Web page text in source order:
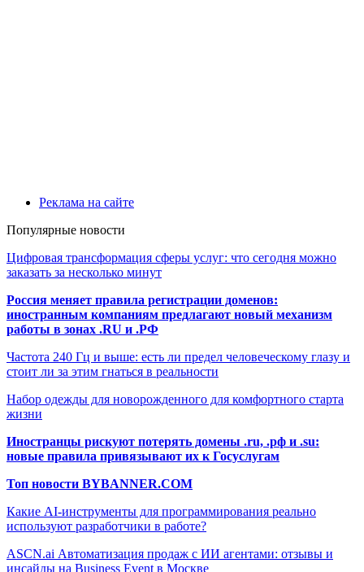
Реклама на сайте
Популярные новости
Цифровая трансформация сферы услуг: что сегодня можно
заказать за несколько минут
Россия меняет правила регистрации доменов:
иностранным компаниям предлагают новый механизм
работы в зонах .RU и .РФ
Частота 240 Гц и выше: есть ли предел человеческому глазу и
стоит ли за этим гнаться в реальности
Набор одежды для новорожденного для комфортного старта
жизни
Иностранцы рискуют потерять домены .ru, .рф и .su:
новые правила привязывают их к Госуслугам
Топ новости BYBANNER.COM
Какие AI-инструменты для программирования реально
используют разработчики в работе?
ASCN.ai Автоматизация продаж с ИИ агентами: отзывы и
инсайды на Business Event в Москве